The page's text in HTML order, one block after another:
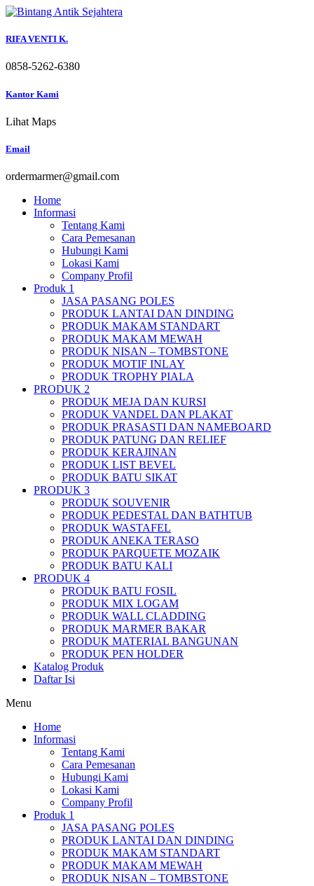
Skip
content
RIFA VENTI K.
0858-5262-6380
Kantor Kami
Lihat Maps
Email
ordermarmer@gmail.com
Home
Informasi
Tentang Kami
Cara Pemesanan
Hubungi Kami
Lokasi Kami
Company Profil
Produk 1
JASA PASANG POLES
PRODUK LANTAI DAN DINDING
PRODUK MAKAM STANDART
PRODUK MAKAM MEWAH
PRODUK NISAN – TOMBSTONE
PRODUK MOTIF INLAY
PRODUK TROPHY PIALA
PRODUK 2
PRODUK MEJA DAN KURSI
PRODUK VANDEL DAN PLAKAT
PRODUK PRASASTI DAN NAMEBOARD
PRODUK PATUNG DAN RELIEF
PRODUK KERAJINAN
PRODUK LIST BEVEL
PRODUK BATU SIKAT
PRODUK 3
PRODUK SOUVENIR
PRODUK PEDESTAL DAN BATHTUB
PRODUK WASTAFEL
PRODUK ANEKA TERASO
PRODUK PARQUETE MOZAIK
PRODUK BATU KALI
PRODUK 4
PRODUK BATU FOSIL
PRODUK MIX LOGAM
PRODUK WALL CLADDING
PRODUK MARMER BAKAR
PRODUK MATERIAL BANGUNAN
PRODUK PEN HOLDER
Katalog Produk
Daftar Isi
Menu
Home
Informasi
Tentang Kami
Cara Pemesanan
Hubungi Kami
Lokasi Kami
Company Profil
Produk 1
JASA PASANG POLES
PRODUK LANTAI DAN DINDING
PRODUK MAKAM STANDART
PRODUK MAKAM MEWAH
PRODUK NISAN – TOMBSTONE